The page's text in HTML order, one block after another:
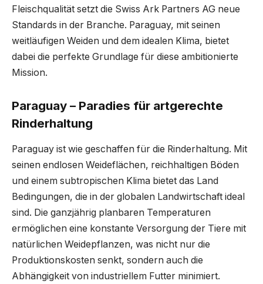
Fleischqualität setzt die Swiss Ark Partners AG neue
Standards in der Branche. Paraguay, mit seinen
weitläufigen Weiden und dem idealen Klima, bietet
dabei die perfekte Grundlage für diese ambitionierte
Mission.
Paraguay – Paradies für artgerechte
Rinderhaltung
Paraguay ist wie geschaffen für die Rinderhaltung. Mit
seinen endlosen Weideflächen, reichhaltigen Böden
und einem subtropischen Klima bietet das Land
Bedingungen, die in der globalen Landwirtschaft ideal
sind. Die ganzjährig planbaren Temperaturen
ermöglichen eine konstante Versorgung der Tiere mit
natürlichen Weidepflanzen, was nicht nur die
Produktionskosten senkt, sondern auch die
Abhängigkeit von industriellem Futter minimiert.